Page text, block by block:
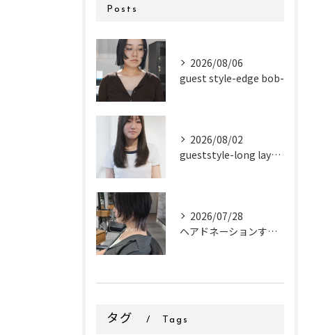
Posts
2026/08/06
guest style-edge bob-
2026/08/02
gueststyle-long layer-
2026/07/28
ヘアドネーションするお客様✂
タグ Tags